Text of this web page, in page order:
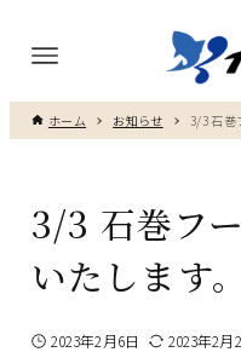
ホーム お知らせ 3/3 石巻
3/3 石巻フ
いたします。
2023年2月6日 2023年2月